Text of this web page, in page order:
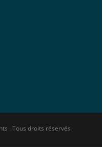
. Tous droits réservés